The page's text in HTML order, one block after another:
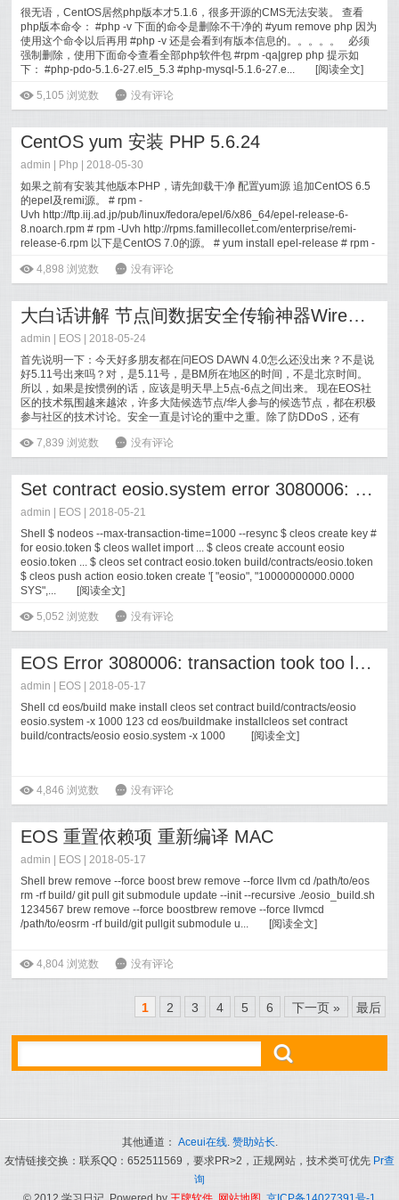
很无语，CentOS居然php版本才5.1.6，很多开源的CMS无法安装。 查看
php版本命令： #php -v 下面的命令是删除不干净的 #yum remove php 因为
使用这个命令以后再用 #php -v 还是会看到有版本信息的。。。。。 必须
强制删除，使用下面命令查看全部php软件包 #rpm -qa|grep php 提示如
下： #php-pdo-5.1.6-27.el5_5.3 #php-mysql-5.1.6-27.e...
[阅读全文]
ė 5,105 浏览数 6 没有评论
CentOS yum 安装 PHP 5.6.24
admin | Php
| 2018-05-30
如果之前有安装其他版本PHP，请先卸载干净 配置yum源 追加CentOS 6.5
的epel及remi源。 # rpm -
Uvh http://ftp.iij.ad.jp/pub/linux/fedora/epel/6/x86_64/epel-release-6-
8.noarch.rpm # rpm -Uvh http://rpms.famillecollet.com/enterprise/remi-
release-6.rpm 以下是CentOS 7.0的源。 # yum install epel-release # rpm -
ė 4,898 浏览数 6 没有评论
大白话讲解 节点间数据安全传输神器WireGuard
admin | EOS | 2018-05-24
首先说明一下：今天好多朋友都在问EOS DAWN 4.0怎么还没出来？不是说
好5.11号出来吗？对，是5.11号，是BM所在地区的时间，不是北京时间。
所以，如果是按惯例的话，应该是明天早上5点-6点之间出来。 现在EOS社
区的技术氛围越来越浓，许多大陆候选节点/华人参与的候选节点，都在积极
参与社区的技术讨论。安全一直是讨论的重中之重。除了防DDoS，还有
ė 7,839 浏览数 6 没有评论
Set contract eosio.system error 3080006: transaction took too long (2)
admin | EOS | 2018-05-21
Shell $ nodeos --max-transaction-time=1000 --resync $ cleos create key #
for eosio.token $ cleos wallet import ... $ cleos create account eosio
eosio.token ... $ cleos set contract eosio.token build/contracts/eosio.token
$ cleos push action eosio.token create '[ "eosio", "10000000000.0000
SYS",...
[阅读全文]
ė 5,052 浏览数 6 没有评论
EOS Error 3080006: transaction took too long
admin | EOS | 2018-05-17
Shell cd eos/build make install cleos set contract build/contracts/eosio
eosio.system -x 1000 123 cd eos/buildmake installcleos set contract
build/contracts/eosio eosio.system -x 1000
[阅读全文]
ė 4,846 浏览数 6 没有评论
EOS 重置依赖项 重新编译 MAC
admin | EOS | 2018-05-17
Shell brew remove --force boost brew remove --force llvm cd /path/to/eos
rm -rf build/ git pull git submodule update --init --recursive ./eosio_build.sh
1234567 brew remove --force boostbrew remove --force llvmcd
/path/to/eosrm -rf build/git pullgit submodule u...
[阅读全文]
ė 4,804 浏览数 6 没有评论
1 2 3 4 5 6 下一页 » 最后
ő
其他通道： Aceui在线. 赞助站长.
友情链接交换：联系QQ：652511569，要求PR>2，正规网站，技术类可优先 Pr查
询